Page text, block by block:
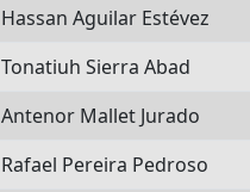
Hassan Aguilar Estévez
Tonatiuh Sierra Abad
Antenor Mallet Jurado
Rafael Pereira Pedroso